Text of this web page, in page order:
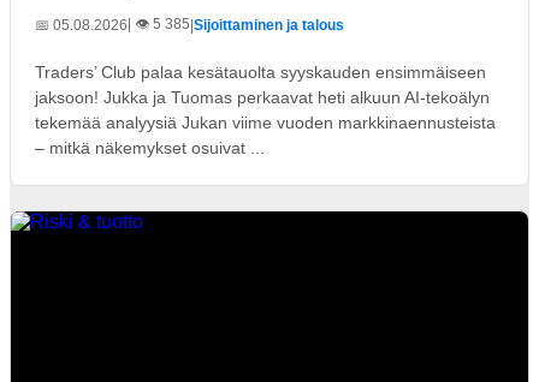
📅 05.08.2026| 👁️ 5 385 Sijoittaminen ja talous
Traders’ Club palaa kesätauolta syyskauden ensimmäiseen
jaksoon! Jukka ja Tuomas perkaavat heti alkuun AI-tekoälyn
tekemää analyysiä Jukan viime vuoden markkinaennusteista
– mitkä näkemykset osuivat ...